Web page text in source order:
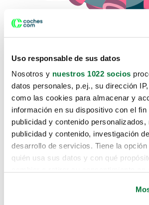
Uso responsable de sus datos
Nosotros y nuestros 1022 socios
datos personales, p.ej., su dirección
como las cookies para almacenar y
información en su dispositivo con el fin
publicidad y contenido personalizados,
publicidad y contenido, investigación
desarrollo de servicios. Tiene la
quién usa sus datos y con qué
Lo sentimos, no
te hemos traido hasta
Pero puedes encontrar el coche
buscando en alguno de estos